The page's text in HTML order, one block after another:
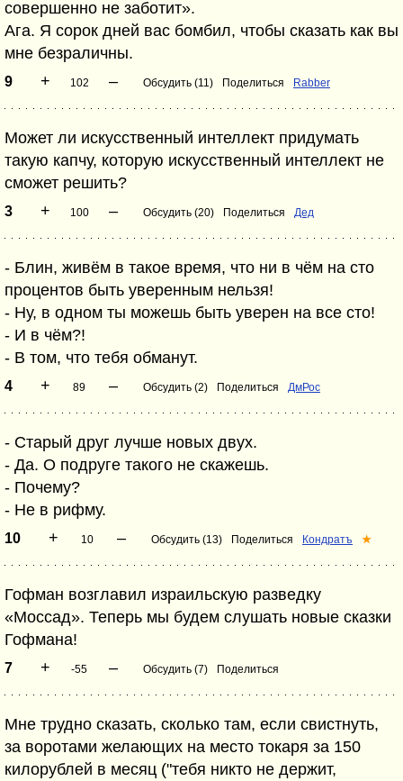
совершенно не заботит».
Ага. Я сорок дней вас бомбил, чтобы сказать как вы
мне безраличны.
9 + 102 – Обсудить (11) Поделиться Rabber
Может ли искусственный интеллект придумать
такую капчу, которую искусственный интеллект не
сможет решить?
3 + 100 – Обсудить (20) Поделиться Дед
- Блин, живём в такое время, что ни в чём на сто
процентов быть уверенным нельзя!
- Ну, в одном ты можешь быть уверен на все сто!
- И в чём?!
- В том, что тебя обманут.
4 + 89 – Обсудить (2) Поделиться ДмРос
- Старый друг лучше новых двух.
- Да. О подруге такого не скажешь.
- Почему?
- Не в рифму.
10 + 10 – Обсудить (13) Поделиться Кондратъ ★
Гофман возглавил израильскую разведку
«Моссад». Теперь мы будем слушать новые сказки
Гофмана!
7 + -55 – Обсудить (7) Поделиться
Мне трудно сказать, сколько там, если свистнуть,
за воротами желающих на место токаря за 150
килорублей в месяц ("тебя никто не держит,